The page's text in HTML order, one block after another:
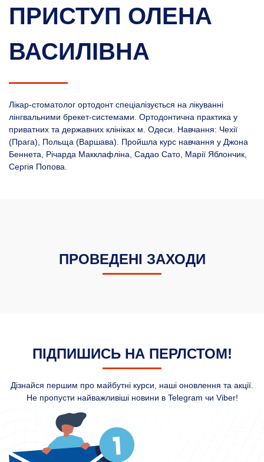
ПРИСТУП ОЛЕНА
ВАСИЛІВНА
Лікар-стоматолог ортодонт спеціалізується на лікуванні
лінгвальними брекет-системами. Ортодонтична практика у
приватних та державних клініках м. Одеси. Навчання: Чехії
(Прага), Польща (Варшава). Пройшла курс навчання у Джона
Беннета, Річарда Макклафліна, Садао Сато, Марії Яблончик,
Сергія Попова.
ПРОВЕДЕНІ ЗАХОДИ
ПІДПИШИСЬ НА ПЕРЛСТОМ!
Дізнайся першим про майбутні курси, наші оновлення та акції.
Не пропусти найважливіші новини в Telegram чи Viber!